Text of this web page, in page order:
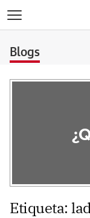
Blogs
Etiqueta: